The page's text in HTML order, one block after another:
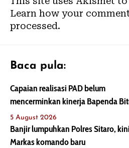
Learn how your
processed.
Baca pula:
Capaian realisasi PAD belum
mencerminkan kinerja Bapenda
5 August 2026
Banjir lumpuhkan Polres Sitaro,
Markas komando baru